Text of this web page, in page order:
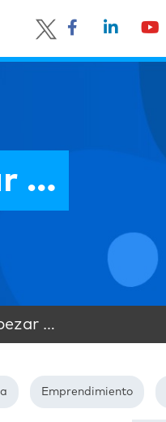
…
…
Emprendimiento